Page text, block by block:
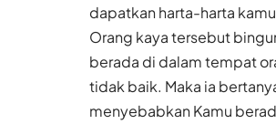
dapatkan harta-harta
Orang kaya tersebut
berada di dalam tempat
tidak baik. Maka ia
menyebabkan Kamu